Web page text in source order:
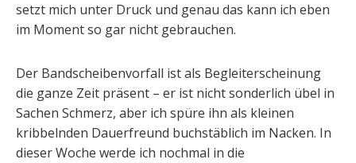
setzt mich unter Druck und genau das kann ich eben
im Moment so gar nicht gebrauchen.
Der Bandscheibenvorfall ist als Begleiterscheinung
die ganze Zeit präsent – er ist nicht sonderlich übel in
Sachen Schmerz, aber ich spüre ihn als kleinen
kribbelnden Dauerfreund buchstäblich im Nacken. In
dieser Woche werde ich nochmal in die